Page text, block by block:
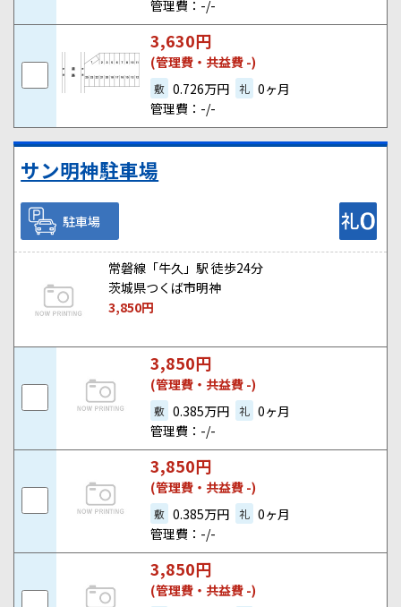
管理費：-/-
3,630円
(管理費・共益費 -)
敷 0.726万円 礼 0ヶ月
管理費：-/-
サン明神駐車場
駐車場
常磐線「牛久」駅 徒歩24分
茨城県つくば市明神
3,850円
3,850円
(管理費・共益費 -)
敷 0.385万円 礼 0ヶ月
管理費：-/-
3,850円
(管理費・共益費 -)
敷 0.385万円 礼 0ヶ月
管理費：-/-
3,850円
(管理費・共益費 -)